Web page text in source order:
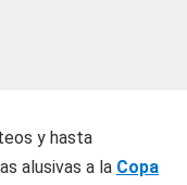
y hasta
alusivas a la Copa